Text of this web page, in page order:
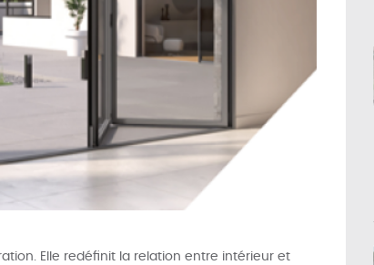
Elle redéfinit la relation entre intérieur et